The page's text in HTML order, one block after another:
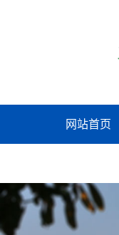
网站首页